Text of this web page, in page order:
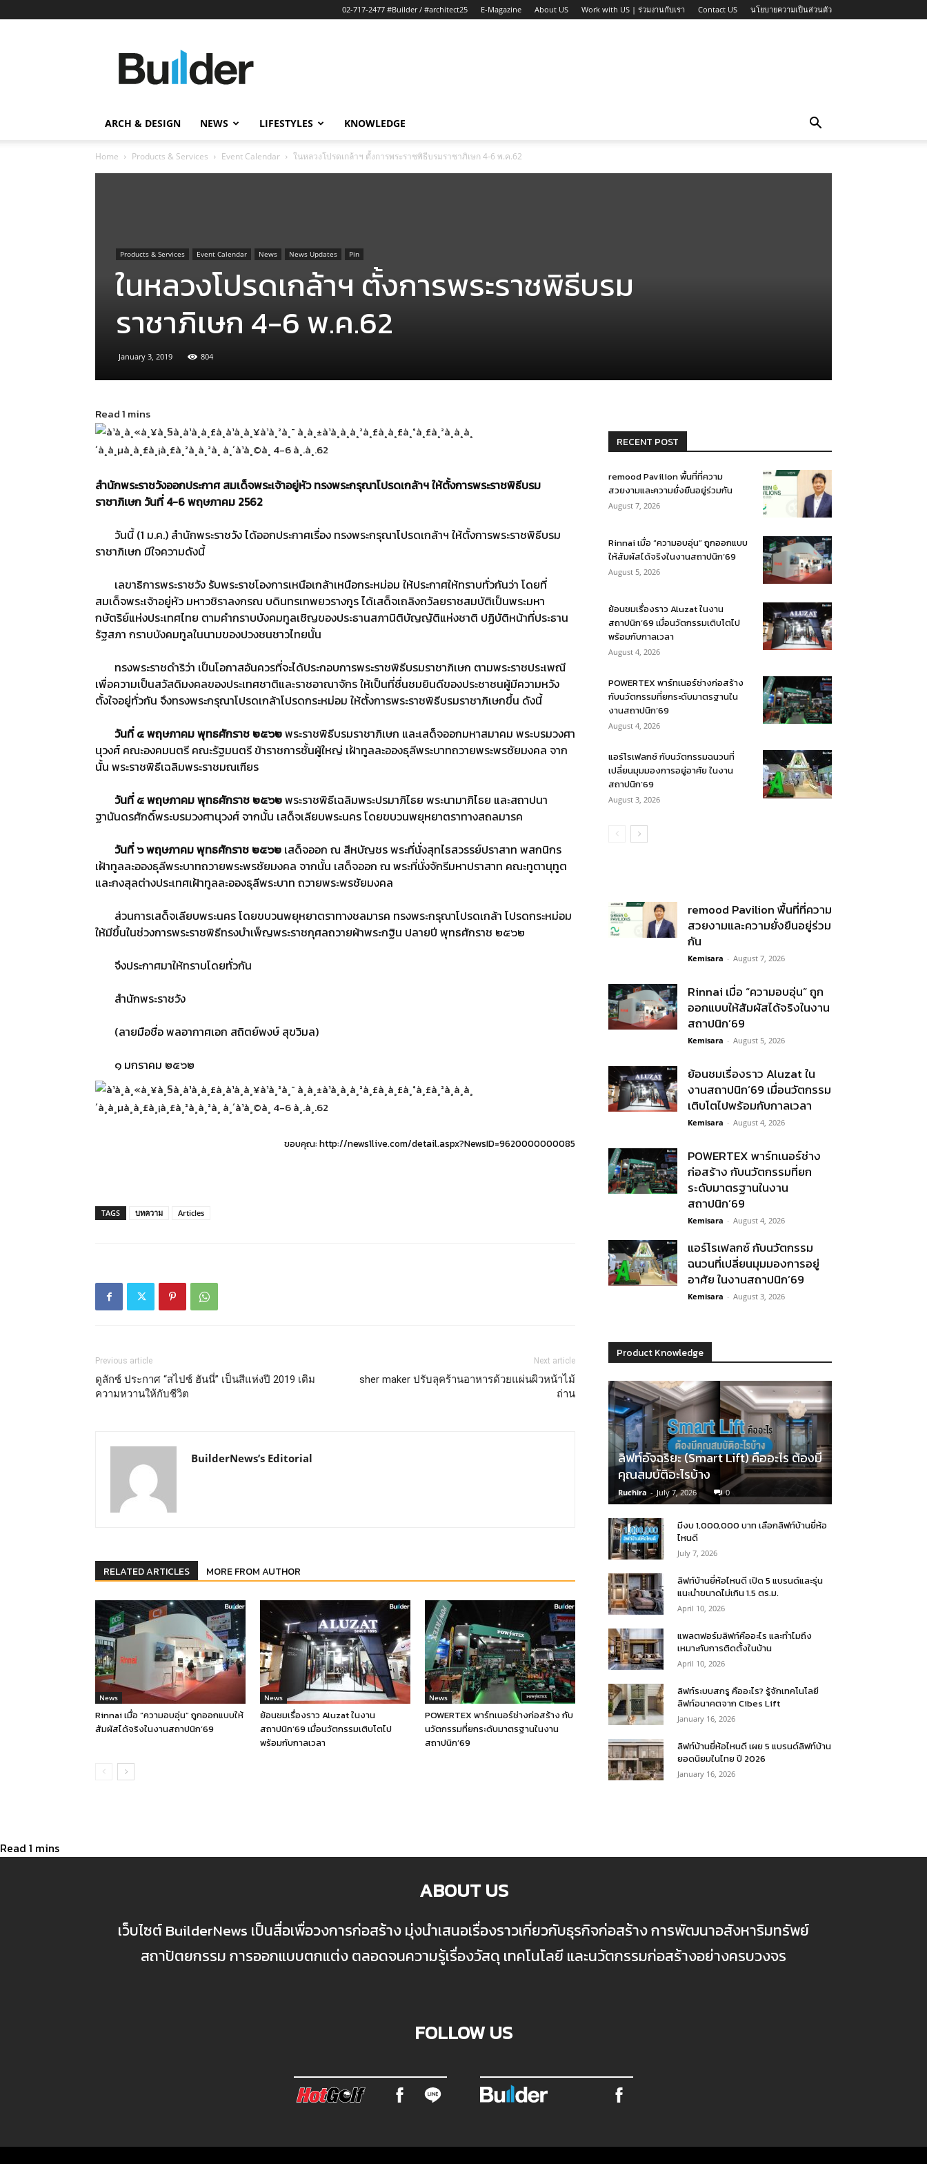
02-717-2477 #Builder / #architect25 E-Magazine About US Work with US | ร่วมงานกับเรา Contact US นโยบายความเป็นส่วนตัว
ข่าว
ก่อสร้าง
ก่อสร้าง
ARCH & DESIGN NEWS LIFESTYLES KNOWLEDGE
Home Products & Services Event Calendar ในหลวงโปรดเกล้าฯ ตั้งการพระราชพิธีบรมราชาภิเษก 4-6 พ.ค.62
Products & Services Event Calendar News News Updates Pin
ในหลวงโปรดเกล้าฯ ตั้งการพระราชพิธีบรม
ราชาภิเษก 4-6 พ.ค.62
January 3, 2019 804
สำนักพระราชวังออกประกาศ สมเด็จพระเจ้าอยู่หัว ทรงพระกรุณาโปรดเกล้าฯ ให้ตั้งการพระราชพิธีบรม
ราชาภิเษก วันที่ 4-6 พฤษภาคม 2562
วันนี้ (1 ม.ค.) สํานักพระราชวัง ได้ออกประกาศเรื่อง ทรงพระกรุณาโปรดเกล้าฯ ให้ตั้งการพระราชพิธีบรม
ราชาภิเษก มีใจความดังนี้
เลขาธิการพระราชวัง รับพระราชโองการเหนือเกล้าเหนือกระหม่อม ให้ประกาศให้ทราบทั่วกันว่า โดยที่
สมเด็จพระเจ้าอยู่หัว มหาวชิราลงกรณ บดินทรเทพยวรางกูร ได้เสด็จเถลิงถวัลยราชสมบัติเป็นพระมหา
กษัตริย์แห่งประเทศไทย ตามคํากราบบังคมทูลเชิญของประธานสภานิติบัญญัติแห่งชาติ ปฏิบัติหน้าที่ประธาน
รัฐสภา กราบบังคมทูลในนามของปวงชนชาวไทยนั้น
ทรงพระราชดําริว่า เป็นโอกาสอันควรที่จะได้ประกอบการพระราชพิธีบรมราชาภิเษก ตามพระราชประเพณี
เพื่อความเป็นสวัสดิมงคลของประเทศชาติและราชอาณาจักร ให้เป็นที่ชื่นชมยินดีของประชาชนผู้มีความหวัง
ตั้งใจอยู่ทั่วกัน จึงทรงพระกรุณาโปรดเกล้าโปรดกระหม่อม ให้ตั้งการพระราชพิธีบรมราชาภิเษกขึ้น ดังนี้
วันที่ ๔ พฤษภาคม พุทธศักราช ๒๕๖๒พระราชพิธีบรมราชาภิเษก และเสด็จออกมหาสมาคม พระบรมวงศา
นุวงศ์ คณะองคมนตรี คณะรัฐมนตรี ข้าราชการชั้นผู้ใหญ่ เฝ้าทูลละอองธุลีพระบาทถวายพระพรชัยมงคล จาก
นั้น พระราชพิธีเฉลิมพระราชมณเฑียร
วันที่ ๕ พฤษภาคม พุทธศักราช ๒๕๖๒พระราชพิธีเฉลิมพระปรมาภิไธย พระนามาภิไธย และสถาปนา
ฐานันดรศักดิ์พระบรมวงศานุวงศ์ จากนั้น เสด็จเลียบพระนคร โดยขบวนพยุหยาตราทางสถลมารค
วันที่ ๖ พฤษภาคม พุทธศักราช ๒๕๖๒ เสด็จออก ณ สีหบัญชร พระที่นั่งสุทไธสวรรย์ปราสาท พสกนิกร
เฝ้าทูลละอองธุลีพระบาทถวายพระพรชัยมงคล จากนั้น เสด็จออก ณ พระที่นั่งจักรีมหาปราสาท คณะทูตานุทูต
และกงสุลต่างประเทศเฝ้าทูลละอองธุลีพระบาท ถวายพระพรชัยมงคล
ส่วนการเสด็จเลียบพระนคร โดยขบวนพยุหยาตราทางชลมารค ทรงพระกรุณาโปรดเกล้า โปรดกระหม่อม
ให้มีขึ้นในช่วงการพระราชพิธีทรงบําเพ็ญพระราชกุศลถวายผ้าพระกฐิน ปลายปี พุทธศักราช ๒๕๖๒
จึงประกาศมาให้ทราบโดยทั่วกัน
สำนักพระราชวัง
(ลายมือชื่อ พลอากาศเอก สถิตย์พงษ์ สุขวิมล)
๑ มกราคม ๒๕๖๒
ขอบคุณ: http://news1live.com/detail.aspx?NewsID=9620000000085
TAGS บทความ Articles
Previous article
ดูลักซ์ ประกาศ “สไปซ์ ฮันนี่” เป็นสีแห่งปี 2019 เติม
ความหวานให้กับชีวิต
Next article
sher maker ปรับลุคร้านอาหารด้วยแผ่นผิวหน้าไม้
ถ่าน
BuilderNews’s Editorial
RELATED ARTICLES MORE FROM AUTHOR
News
Rinnai เมื่อ “ความอบอุ่น” ถูกออกแบบให้
สัมผัสได้จริงในงานสถาปนิก’69
News
ย้อนชมเรื่องราว Aluzat ในงาน
สถาปนิก’69 เมื่อนวัตกรรมเติบโตไป
พร้อมกับกาลเวลา
News
POWERTEX พาร์ทเนอร์ช่างก่อสร้าง กับ
นวัตกรรมที่ยกระดับมาตรฐานในงาน
สถาปนิก’69
RECENT POST
remood Pavilion พื้นที่ที่ความ
สวยงามและความยั่งยืนอยู่ร่วมกัน
August 7, 2026
Rinnai เมื่อ “ความอบอุ่น” ถูกออกแบบ
ให้สัมผัสได้จริงในงานสถาปนิก’69
August 5, 2026
ย้อนชมเรื่องราว Aluzat ในงาน
สถาปนิก’69 เมื่อนวัตกรรมเติบโตไป
พร้อมกับกาลเวลา
August 4, 2026
POWERTEX พาร์ทเนอร์ช่างก่อสร้าง
กับนวัตกรรมที่ยกระดับมาตรฐานใน
งานสถาปนิก’69
August 4, 2026
แอร์โรเฟลกซ์ กับนวัตกรรมฉนวนที่
เปลี่ยนมุมมองการอยู่อาศัย ในงาน
สถาปนิก’69
August 3, 2026
remood Pavilion พื้นที่ที่ความ
สวยงามและความยั่งยืนอยู่ร่วม
กัน
Kemisara - August 7, 2026
Rinnai เมื่อ “ความอบอุ่น” ถูก
ออกแบบให้สัมผัสได้จริงในงาน
สถาปนิก’69
Kemisara - August 5, 2026
ย้อนชมเรื่องราว Aluzat ใน
งานสถาปนิก’69 เมื่อนวัตกรรม
เติบโตไปพร้อมกับกาลเวลา
Kemisara - August 4, 2026
POWERTEX พาร์ทเนอร์ช่าง
ก่อสร้าง กับนวัตกรรมที่ยก
ระดับมาตรฐานในงาน
สถาปนิก’69
Kemisara - August 4, 2026
แอร์โรเฟลกซ์ กับนวัตกรรม
ฉนวนที่เปลี่ยนมุมมองการอยู่
อาศัย ในงานสถาปนิก’69
Kemisara - August 3, 2026
Product Knowledge
ลิฟท์อัจฉริยะ (Smart Lift) คืออะไร ต้องมี
คุณสมบัติอะไรบ้าง
Ruchira - July 7, 2026 0
มีงบ 1,000,000 บาท เลือกลิฟท์บ้านยี่ห้อ
ไหนดี
July 7, 2026
ลิฟท์บ้านยี่ห้อไหนดี เปิด 5 แบรนด์และรุ่น
แนะนำขนาดไม่เกิน 1.5 ตร.ม.
April 10, 2026
แพลตฟอร์มลิฟท์คืออะไร และทำไมถึง
เหมาะกับการติดตั้งในบ้าน
April 10, 2026
ลิฟท์ระบบสกรู คืออะไร? รู้จักเทคโนโลยี
ลิฟท์อนาคตจาก Cibes Lift
January 16, 2026
ลิฟท์บ้านยี่ห้อไหนดี เผย 5 แบรนด์ลิฟท์บ้าน
ยอดนิยมในไทย ปี 2026
January 16, 2026
ABOUT US
เว็บไซต์ BuilderNews เป็นสื่อเพื่อวงการก่อสร้าง มุ่งนำเสนอเรื่องราวเกี่ยวกับธุรกิจก่อสร้าง การพัฒนาอสังหาริมทรัพย์
สถาปัตยกรรม การออกแบบตกแต่ง ตลอดจนความรู้เรื่องวัสดุ เทคโนโลยี และนวัตกรรมก่อสร้างอย่างครบวงจร
FOLLOW US